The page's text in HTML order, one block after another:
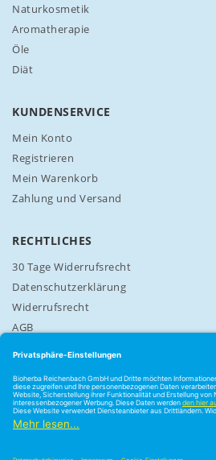
e
t
t
e
n
Naturkosmetik
Aromatherapie
Öle
Diät
KUNDENSERVICE
Mein Konto
Registrieren
Mein Warenkorb
Zahlung und Versand
RECHTLICHES
30 Tage Widerrufsrecht
Datenschutzerklärung
Widerrufsrecht
AGB